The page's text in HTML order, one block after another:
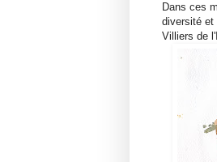
Dans ces
diversité et
Villiers de